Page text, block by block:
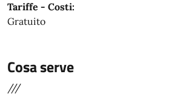
Tariffe - Costi:
Gratuito
Cosa serve
///